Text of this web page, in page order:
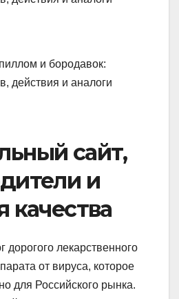
сайт,
и
качества
дорогого лекарственного
от вируса, которое
для Российского рынка.